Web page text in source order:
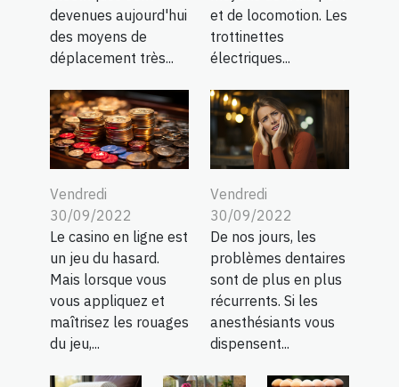
devenues aujourd'hui
des moyens de
déplacement très...
et de locomotion. Les
trottinettes
électriques...
Vendredi
30/09/2022
Le casino en ligne est
un jeu du hasard.
Mais lorsque vous
vous appliquez et
maîtrisez les rouages
du jeu,...
Vendredi
30/09/2022
De nos jours, les
problèmes dentaires
sont de plus en plus
récurrents. Si les
anesthésiants vous
dispensent...